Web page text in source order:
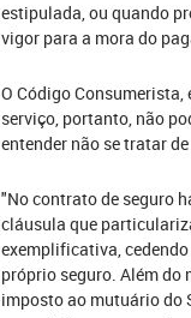
estipulada, ou quando
vigor para a mora do
O Código
serviço, portanto, não
entender não se tratar
"No contrato de seguro
cláusula que
exemplificativa,
próprio seguro. Além do
imposto ao mutuário do